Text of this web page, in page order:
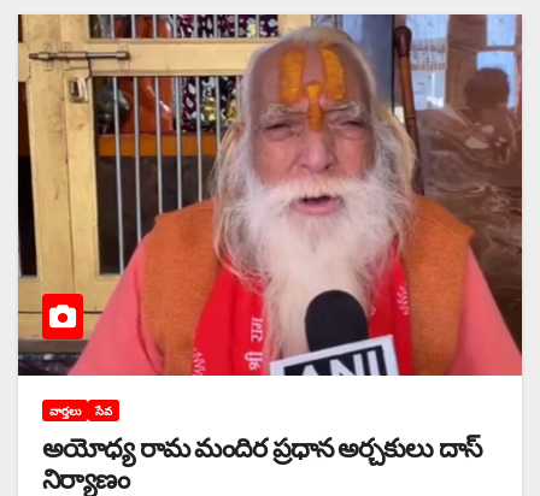
వార్తలు సేవ
అయోధ్య రామ మందిర ప్రధాన అర్చకులు దాస్‌
‌నిర్యాణం